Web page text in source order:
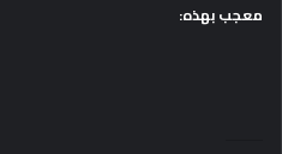
معجب بهذه: